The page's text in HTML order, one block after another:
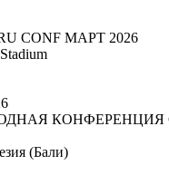
CONF МАРТ 2026
КОНФЕРЕНЦИЯ
(Бали)